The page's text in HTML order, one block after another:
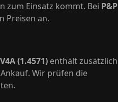
zum Einsatz kommt. Bei P&P
Preisen an.
V4A (1.4571) enthält zusätzlich
Wir prüfen die